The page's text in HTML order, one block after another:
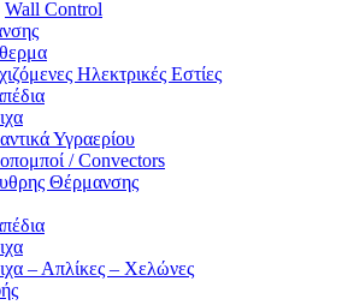
Wall Control
Ηλεκτρικές Εστίες
Υγραερίου
/ Convectors
Θέρμανσης
– Απλίκες – Χελώνες